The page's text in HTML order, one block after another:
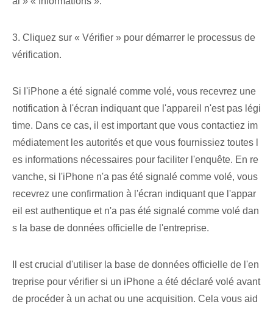
3. Cliquez sur « Vérifier » pour démarrer le processus de
vérification.
Si l'iPhone a été signalé comme volé, vous recevrez une
notification à l'écran indiquant que l'appareil n'est pas légi
time. Dans ce cas, il est important que vous contactiez im
médiatement les autorités et que vous fournissiez toutes l
es informations nécessaires pour faciliter l'enquête. En re
vanche, si l'iPhone n'a pas été signalé comme volé, vous
recevrez une confirmation à l'écran indiquant que l'appar
eil est authentique et n'a pas été signalé comme volé dan
s la base de données officielle de l'entreprise.
Il est crucial d'utiliser la base de données officielle de l'en
treprise pour vérifier si un iPhone a été déclaré volé avant
de procéder à un achat ou une acquisition. Cela vous aid